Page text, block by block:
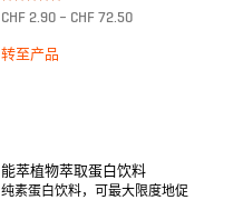
Bewertet mit
5.00
CHF 2.90 – CHF 72.50
转至产品
能萃植物萃取蛋白饮料
纯素蛋白饮料，可最大限度地促